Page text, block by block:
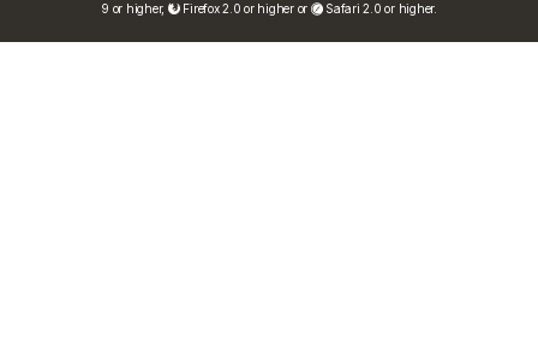
FRN Rate
Bond Price
9 or higher,
Firefox 2.0 or higher or Safari 2.0 or higher.